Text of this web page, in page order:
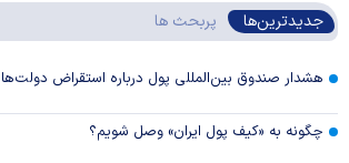
جدیدترین‌ها پربحث ها
هشدار صندوق بین‌المللی پول درباره استقراض دولت‌ها
چگونه به «کیف پول ایران» وصل شویم؟